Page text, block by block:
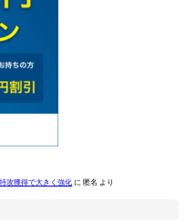
攻獲得で大きく強化 に 匿名 より